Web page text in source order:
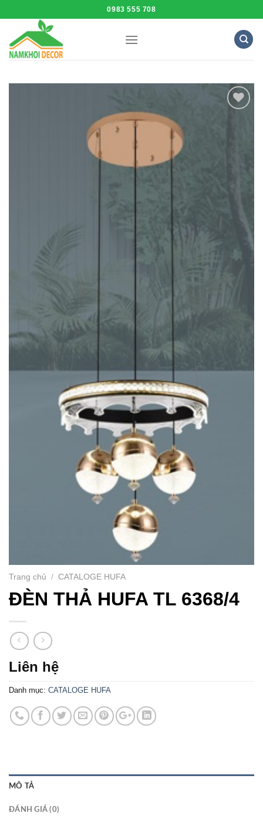
to
content
0983 555 708
Trang chủ / CATALOGE HUFA
ĐÈN THẢ HUFA TL 6368/4
Liên hệ
Danh mục: CATALOGE HUFA
MÔ TẢ
ĐÁNH GIÁ (0)